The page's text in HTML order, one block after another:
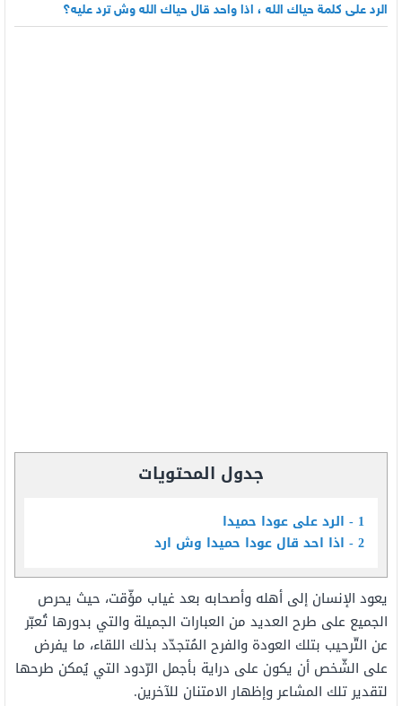
الرد على كلمة حياك الله ، اذا واحد قال حياك الله وش ترد عليه؟
جدول المحتويات
1
الرد على عودا حميدا
2 اذا احد قال عودا حميدا وش ارد
يعود الإنسان إلى أهله وأصحابه بعد غياب مؤّقت، حيث يحرص
الجميع على طرح العديد من العبارات الجميلة والتي بدورها تُعبّر
عن التّرحيب بتلك العودة والفرح المُتجدّد بذلك اللقاء، ما يفرض
على الشّخص أن يكون على دراية بأجمل الرّدود التي يُمكن طرحها
لتقدير تلك المشاعر وإظهار الامتنان للآخرين.